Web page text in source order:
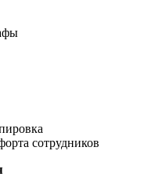
сотрудников